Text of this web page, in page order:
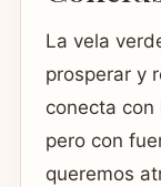
La vela
prosperar y
conecta con
pero con
queremos